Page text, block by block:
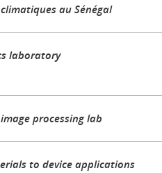
au Sénégal
laboratory
processing lab
to device applications